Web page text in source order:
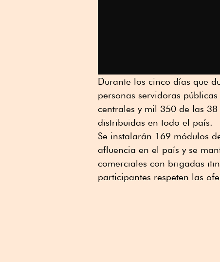
Durante los cinco días que
personas servidoras
centrales y mil 350 de las
distribuidas en todo el país.
Se instalarán 169 módulos
afluencia en el país y se
comerciales con brigadas
participantes respeten las